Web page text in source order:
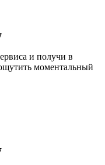
и получи в
моментальный